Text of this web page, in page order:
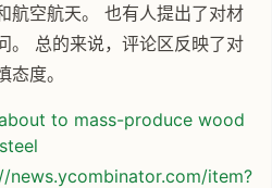
航空航天。 也有人提出了对材
。 总的来说，评论区反映了对
度。
to mass-produce wood
news.ycombinator.com/item?